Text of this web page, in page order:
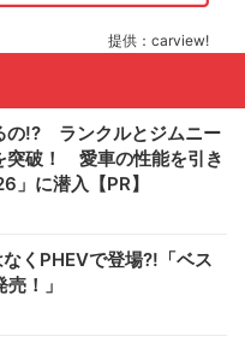
提供：carview!
の!? ランクルとジムニー
突破！ 愛車の性能を引き
」に潜入【PR】
くPHEVで登場?!「ベス
！」